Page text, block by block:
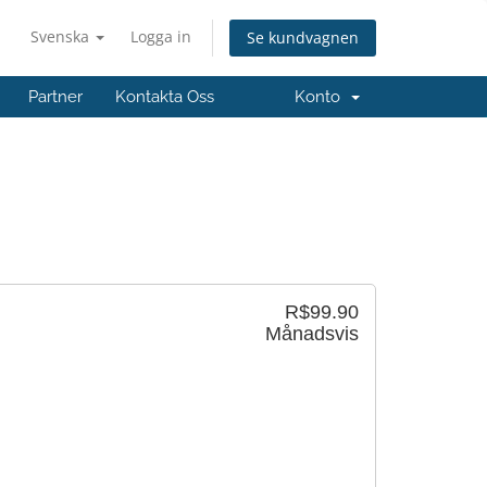
Svenska Logga in Se kundvagnen
Partner Kontakta Oss Konto
R$99.90
Månadsvis